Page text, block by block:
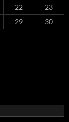
22
23
29
30